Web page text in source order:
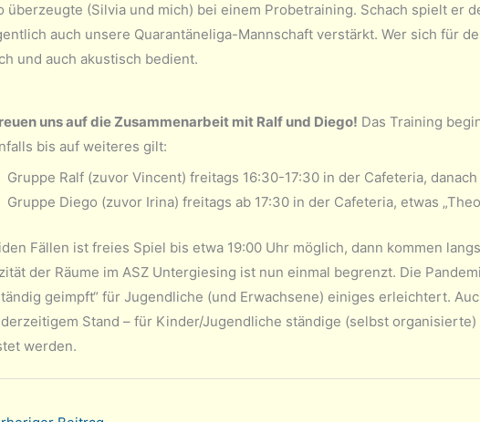
überzeugte (Silvia und mich) bei einem Probetraining. Schach spielt er
auch unsere Quarantäneliga-Mannschaft verstärkt. Wer sich für
und auch akustisch bedient.
uns auf die Zusammenarbeit mit Ralf und Diego! Das Training
bis auf weiteres gilt:
Gruppe Ralf (zuvor Vincent) freitags 16:30-17:30 in der Cafeteria,
Gruppe Diego (zuvor Irina) freitags ab 17:30 in der Cafeteria, etwas
Fällen ist freies Spiel bis etwa 19:00 Uhr möglich, dann kommen
der Räume im ASZ Untergiesing ist nun einmal begrenzt. Die
geimpft“ für Jugendliche (und Erwachsene) einiges erleichtert.
Stand – für Kinder/Jugendliche ständige (selbst
werden.